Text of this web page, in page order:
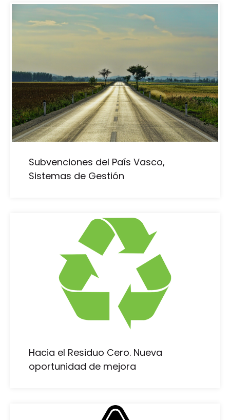
Subvenciones del País Vasco,
Sistemas de Gestión
Hacia el Residuo Cero. Nueva
oportunidad de mejora